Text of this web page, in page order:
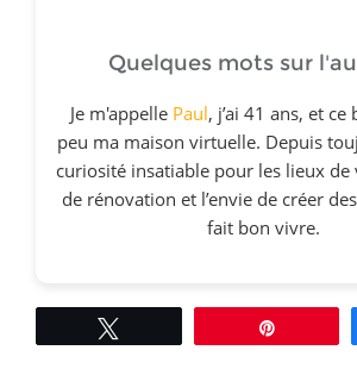
Quelques mots sur
Je m'appelle Paul, j’ai 41 ans, et ce
peu ma maison virtuelle. Depuis
curiosité insatiable pour les lieux de
de rénovation et l’envie de créer
fait bon vivre.